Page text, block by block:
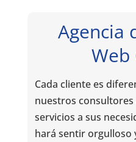
Agencia
Web
Cada cliente es
nuestros
servicios a sus
hará sentir orgulloso